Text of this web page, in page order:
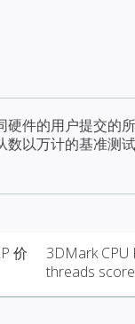
硬件的用户提交的
以万计的基准测
价
3DMark
threads score